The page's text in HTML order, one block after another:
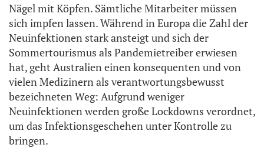
Nägel mit Köpfen. Sämtliche Mitarbeiter müssen
sich impfen lassen. Während in Europa die Zahl der
Neuinfektionen stark ansteigt und sich der
Sommertourismus als Pandemietreiber erwiesen
hat, geht Australien einen konsequenten und von
vielen Medizinern als verantwortungsbewusst
bezeichneten Weg: Aufgrund weniger
Neuinfektionen werden große Lockdowns verordnet,
um das Infektionsgeschehen unter Kontrolle zu
bringen.